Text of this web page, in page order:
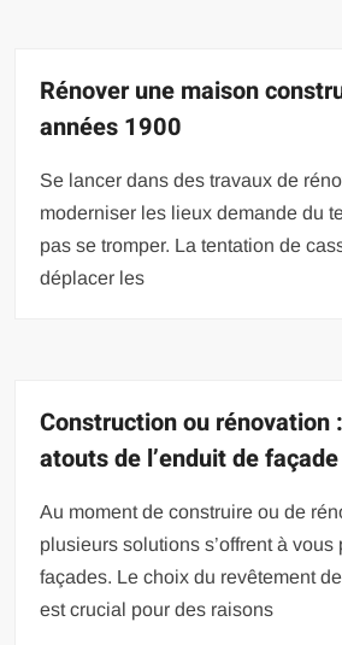
Rénover une maison
années 1900
Se lancer dans des travaux de
moderniser les lieux demande du
pas se tromper. La tentation de
déplacer les
Construction ou rénovation
atouts de l’enduit de façade
Au moment de construire ou de
plusieurs solutions s’offrent à
façades. Le choix du revêtement
est crucial pour des raisons